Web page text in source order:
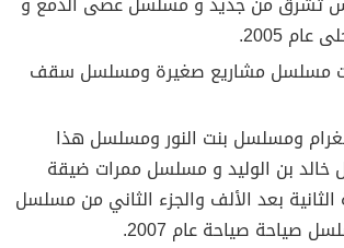
2005.
قدمت مسلسل مشاريع صغيرة ومسلسل سقف
ومسلسل بنت النور ومسلسل هذا
خالد بن الوليد و مسلسل ممرات ضيقة
بعد الألف والجزء الثاني من مسلسل
صياحة صياحة عام 2007.